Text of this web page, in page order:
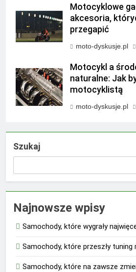
Motocyklowe
akcesoria,
przegapić
moto-dyskusje.pl
Motocykl a
naturalne: Jak
motocyklistą
moto-dyskusje.pl
Szukaj
Najnowsze wpisy
Samochody, które wygrały
Samochody, które przeszły tuning
Samochody, które na zawsze